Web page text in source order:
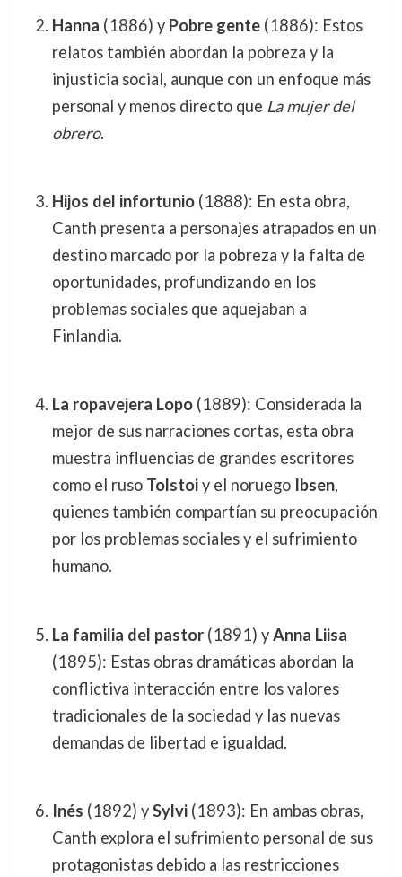
Hanna (1886) y Pobre gente(1886): Estos
relatos también abordan la pobreza y la
injusticia social, aunque con un enfoque más
personal y menos directo que La mujer del
obrero.
Hijos del infortunio(1888): En esta obra,
Canth presenta a personajes atrapados en un
destino marcado por la pobreza y la falta de
oportunidades, profundizando en los
problemas sociales que aquejaban a
Finlandia.
La ropavejera Lopo(1889): Considerada la
mejor de sus narraciones cortas, esta obra
muestra influencias de grandes escritores
como el ruso Tolstoiy el noruego Ibsen,
quienes también compartían su preocupación
por los problemas sociales y el sufrimiento
humano.
La familia del pastor(1891) yAnna Liisa
(1895): Estas obras dramáticas abordan la
conflictiva interacción entre los valores
tradicionales de la sociedad y las nuevas
demandas de libertad e igualdad.
Inés (1892) ySylvi(1893): En ambas obras,
Canth explora el sufrimiento personal de sus
protagonistas debido a las restricciones